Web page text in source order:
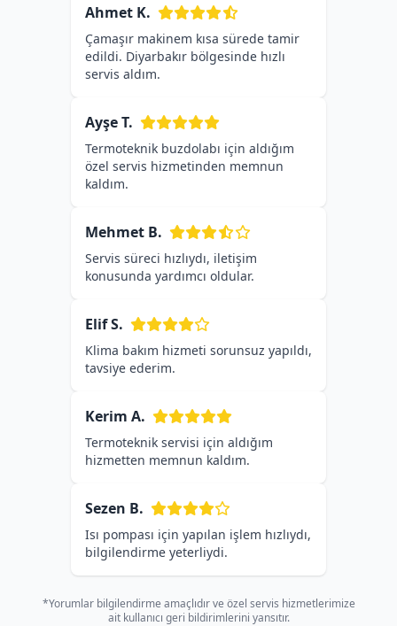
Ahmet K.
Çamaşır makinem kısa sürede tamir
edildi. Diyarbakır bölgesinde hızlı
servis aldım.
Ayşe T.
Termoteknik buzdolabı için aldığım
özel servis hizmetinden memnun
kaldım.
Mehmet B.
Servis süreci hızlıydı, iletişim
konusunda yardımcı oldular.
Elif S.
Klima bakım hizmeti sorunsuz yapıldı,
tavsiye ederim.
Kerim A.
Termoteknik servisi için aldığım
hizmetten memnun kaldım.
Sezen B.
Isı pompası için yapılan işlem hızlıydı,
bilgilendirme yeterliydi.
*Yorumlar bilgilendirme amaçlıdır ve özel servis hizmetlerimize
ait kullanıcı geri bildirimlerini yansıtır.